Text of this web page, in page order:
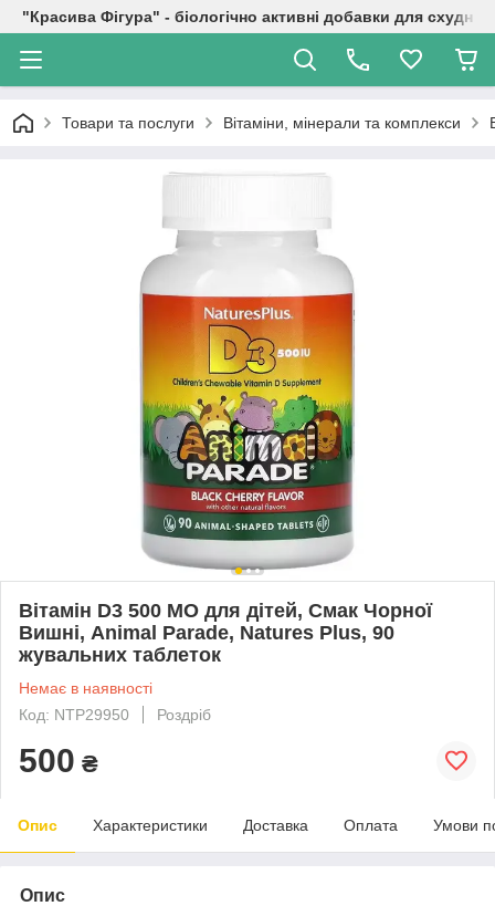
"Красива Фігура" - біологічно активні добавки для
Товари та послуги Вітаміни, мінерали та комплекси
Вітамін D3 500 МО для дітей, Смак Чорної
Вишні, Animal Parade, Natures Plus, 90
жувальних таблеток
Немає в наявності
Код: NTP29950
Роздріб
500 ₴
Опис Характеристики Доставка Оплата Умови
Опис